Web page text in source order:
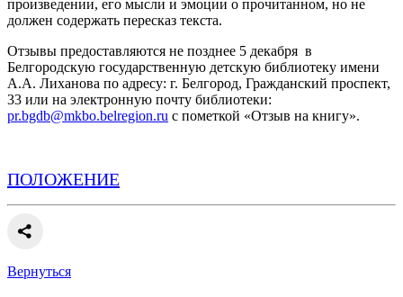
произведении, его мысли и эмоции о прочитанном, но не
должен содержать пересказ текста.
Отзывы предоставляются не позднее 5 декабря в
Белгородскую государственную детскую библиотеку имени
А.А. Лиханова по адресу: г. Белгород, Гражданский проспект,
33 или на электронную почту библиотеки:
pr.bgdb@mkbo.belregion.ru с пометкой «Отзыв на книгу».
ПОЛОЖЕНИЕ
Вернуться